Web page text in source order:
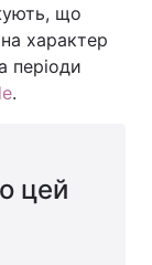
що
характер
періоди
.
цей